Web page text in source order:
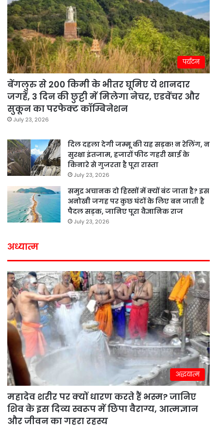
पर्यटन
बेंगलुरु से 200 किमी के भीतर घूमिए ये शानदार
जगहें, 3 दिन की छुट्टी में मिलेगा नेचर, एडवेंचर और
सुकून का परफेक्ट कॉम्बिनेशन
July 23, 2026
दिल दहला देगी जम्मू की यह सड़क! न रेलिंग, न
सुरक्षा इंतजाम, हजारों फीट गहरी खाई के
किनारे से गुजरता है पूरा रास्ता
July 23, 2026
समुद्र अचानक दो हिस्सों में क्यों बंट जाता है? इस
अनोखी जगह पर कुछ घंटों के लिए बन जाती है
पैदल सड़क, जानिए पूरा वैज्ञानिक राज
July 23, 2026
अध्यात्म
अद्धयात्म
महादेव शरीर पर क्यों धारण करते हैं भस्म? जानिए
शिव के इस दिव्य स्वरूप में छिपा वैराग्य, आत्मज्ञान
और जीवन का गहरा रहस्य